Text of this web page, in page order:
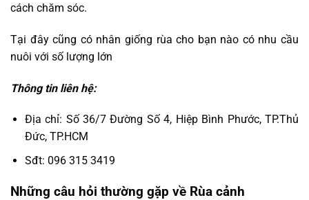
cách chăm sóc.
Tại đây cũng có nhân giống rùa cho bạn nào có nhu cầu
nuôi với số lượng lớn
Thông tin liên hệ:
Địa chỉ: Số 36/7 Đường Số 4, Hiệp Bình Phước, TP.Thủ
Đức, TP.HCM
Sđt: 096 315 3419
Những câu hỏi thường gặp về Rùa cảnh